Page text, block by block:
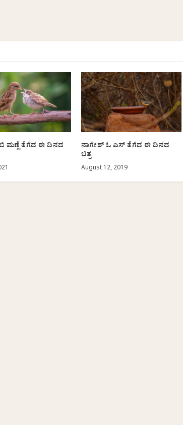
ಮಣ್ಣೆ ತೆಗೆದ ಈ ದಿನದ ನಾಗೇಶ್ ಓ ಎಸ್ ತೆಗೆದ ಈ ದಿನದ
ಚಿತ್ರ
August 12, 2019